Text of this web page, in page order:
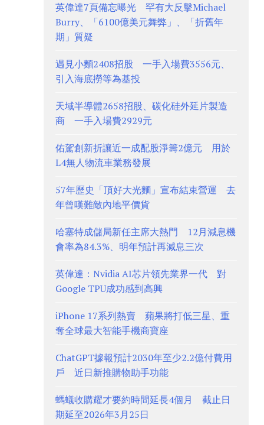
英偉達7頁備忘曝光 罕有大反擊Michael
Burry、「6100億美元舞弊」、「折舊年
期」質疑
遇見小麵2408招股 一手入場費3556元、
引入海底撈等為基投
天域半導體2658招股、碳化硅外延片製造
商 一手入場費2929元
佑駕創新折讓近一成配股淨籌2億元 用於
L4無人物流車業務發展
57年歷史「頂好大光麵」宣布結束營運 去
年曾嘆難敵內地平價貨
哈塞特成儲局新任主席大熱門 12月減息機
會率為84.3%、明年預計再減息三次
英偉達：Nvidia AI芯片領先業界一代 對
Google TPU成功感到高興
iPhone 17系列熱賣 蘋果將打低三星、重
奪全球最大智能手機商寶座
ChatGPT據報預計2030年至少2.2億付費用
戶 近日新推購物助手功能
螞蟻收購耀才要約時間延長4個月 截止日
期延至2026年3月25日